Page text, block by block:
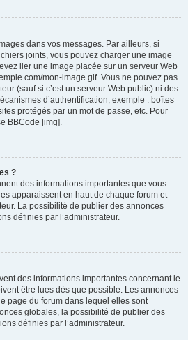
dans vos messages. Par ailleurs, si
joints, vous pouvez charger une image
lier une image placée sur un serveur Web
mon-image.gif. Vous ne pouvez pas
(sauf si c’est un serveur Web public) ni des
d’authentification, exemple : boîtes
protégés par un mot de passe, etc. Pour
BBCode [img].
?
des informations importantes que vous
apparaissent en haut de chaque forum et
La possibilité de publier des annonces
définies par l’administrateur.
des informations importantes concernant le
être lues dès que possible. Les annonces
page du forum dans lequel elles sont
globales, la possibilité de publier des
définies par l’administrateur.